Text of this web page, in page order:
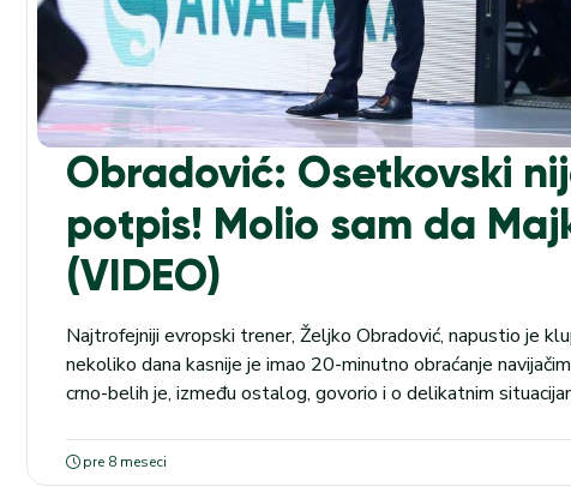
Obradović: Osetkovski
potpis! Molio sam da
(VIDEO)
Najtrofejniji evropski trener, Željko Obradović, napustio je
nekoliko dana kasnije je imao 20-minutno obraćanje
crno-belih je, između ostalog, govorio i o delikatnim
transfer Dilana Osetkovskog, ali i odlazak Brendona Dejvisa.
pre 8 meseci